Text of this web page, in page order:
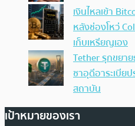
เงินไหลเข้า
หลังช่องโหว่
เก็บเหรียญเอง
Tether รุกขยา
ซาอุดีอาระเบีย
สถาบัน
เป้าหมายของเรา